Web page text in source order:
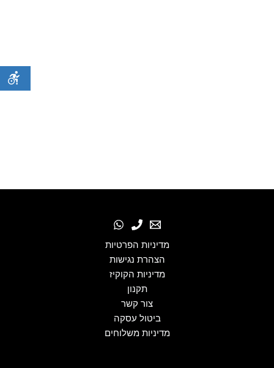
מדיניות הפרטיות
הצהרת נגישות
מדיניות הקוקיז
תקנון
צור קשר
ביטול עסקה
מדיניות משלוחים